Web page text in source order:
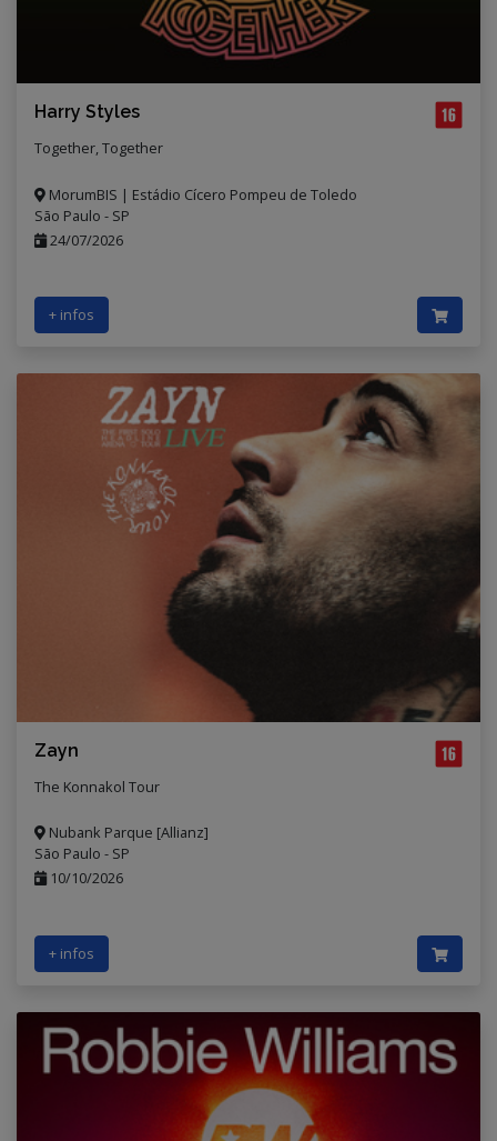
Harry Styles
Together, Together
MorumBIS | Estádio Cícero Pompeu de Toledo
São Paulo - SP
24/07/2026
+ infos
Zayn
The Konnakol Tour
Nubank Parque [Allianz]
São Paulo - SP
10/10/2026
+ infos